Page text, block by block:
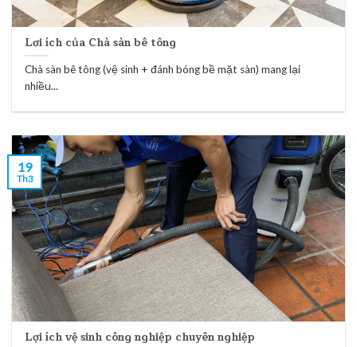
Lơi ích của Chà sàn bê tông
Chà sàn bê tông (vệ sinh + đánh bóng bề mặt sàn) mang lại
nhiều...
Lợi ích vệ sinh công nghiệp chuyên nghiệp
19
Th3